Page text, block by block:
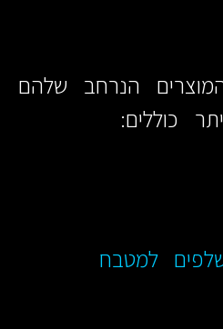
הנרחב שלהם
כוללים:
למטבח